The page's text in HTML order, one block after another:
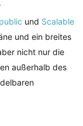
und Scalable
und ein breites
nicht nur die
außerhalb des